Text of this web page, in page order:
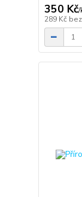
350 Kč/
289 Kč